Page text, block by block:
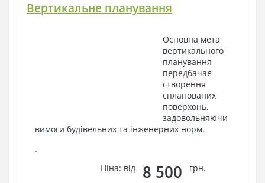
Вертикальне планування
Основна мета
вертикального
планування
передбачає
створення
спланованих
поверхонь,
задовольняючи
вимоги будівельних та інженерних норм.
.
Ціна: від
8 500 грн.